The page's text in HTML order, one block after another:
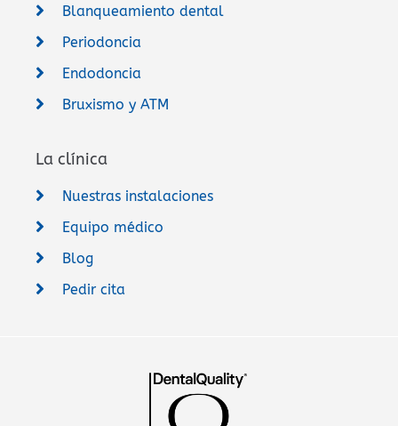
Blanqueamiento dental
Periodoncia
Endodoncia
Bruxismo y ATM
La clínica
Nuestras instalaciones
Equipo médico
Blog
Pedir cita